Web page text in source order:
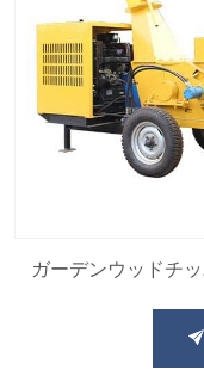
ガーデンウッドチ